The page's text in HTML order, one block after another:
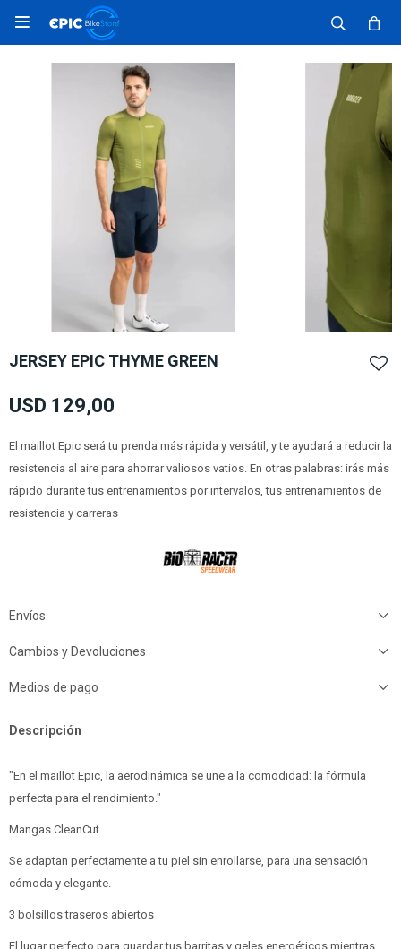

JERSEY EPIC THYME GREEN
USD 129,00
El maillot Epic será tu prenda más rápida y versátil, y te ayudará a reducir la
resistencia al aire para ahorrar valiosos vatios. En otras palabras: irás más
rápido durante tus entrenamientos por intervalos, tus entrenamientos de
resistencia y carreras
Envíos
Cambios y Devoluciones
Medios de pago
Descripción
"En el maillot Epic, la aerodinámica se une a la comodidad: la fórmula
perfecta para el rendimiento."
Mangas CleanCut
Se adaptan perfectamente a tu piel sin enrollarse, para una sensación
cómoda y elegante.
3 bolsillos traseros abiertos
El lugar perfecto para guardar tus barritas y geles energéticos mientras